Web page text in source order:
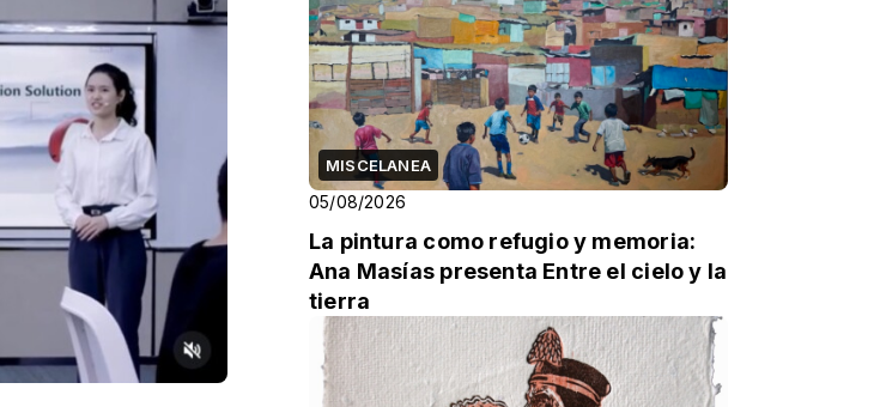
MISCELANEA
05/08/2026
La pintura como refugio y memoria:
Ana Masías presenta Entre el cielo y la
tierra